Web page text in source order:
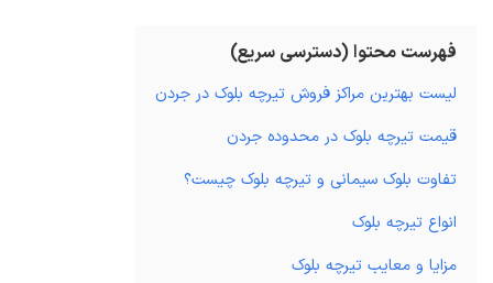
فهرست محتوا (دسترسی سریع)
لیست بهترین مراکز فروش تیرچه بلوک در جردن
قیمت تیرچه بلوک در محدوده جردن
تفاوت بلوک سیمانی و تیرچه بلوک چیست؟
انواع تیرچه بلوک
مزایا و معایب تیرچه بلوک